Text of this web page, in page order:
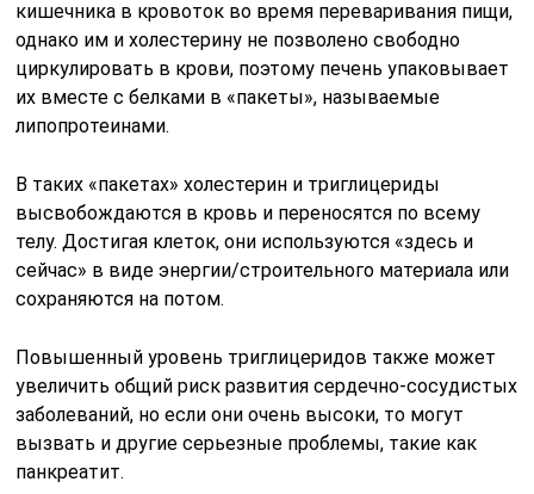
кишечника в кровоток во время переваривания пищи,
однако им и холестерину не позволено свободно
циркулировать в крови, поэтому печень упаковывает
их вместе с белками в «пакеты», называемые
липопротеинами.
В таких «пакетах» холестерин и триглицериды
высвобождаются в кровь и переносятся по всему
телу. Достигая клеток, они используются «здесь и
сейчас» в виде энергии/строительного материала или
сохраняются на потом.
Повышенный уровень триглицеридов также может
увеличить общий риск развития сердечно-сосудистых
заболеваний, но если они очень высоки, то могут
вызвать и другие серьезные проблемы, такие как
панкреатит.